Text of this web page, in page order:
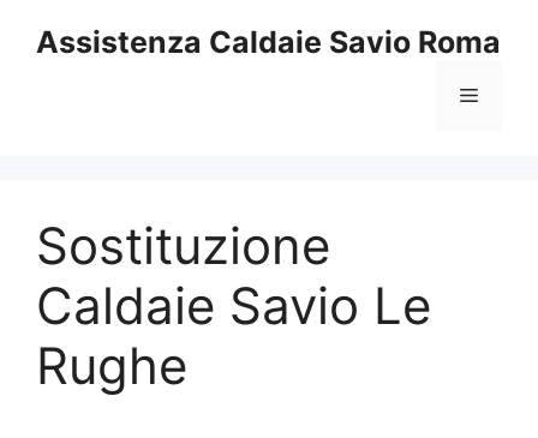
Assistenza Caldaie Savio Roma
Menu
Sostituzione
Caldaie Savio Le
Rughe